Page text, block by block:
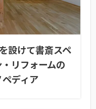
設けて書斎スペ
リフォームの
ディア